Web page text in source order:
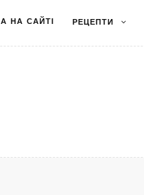
НА САЙТІ РЕЦЕПТИ